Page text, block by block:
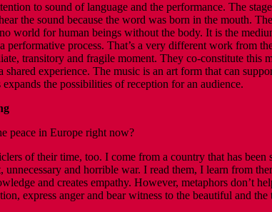
to sound of language and the performance. The
the sound because the word was born in the mouth.
world for human beings without the body. It is the
process. That’s a very different work from
transitory and fragile moment. They co-constitute
shared experience. The music is an art form that can
the possibilities of reception for an audience.
peace in Europe right now?
of their time, too. I come from a country that has
and horrible war. I read them, I learn from
and creates empathy. However, metaphors don’t
express anger and bear witness to the beautiful and